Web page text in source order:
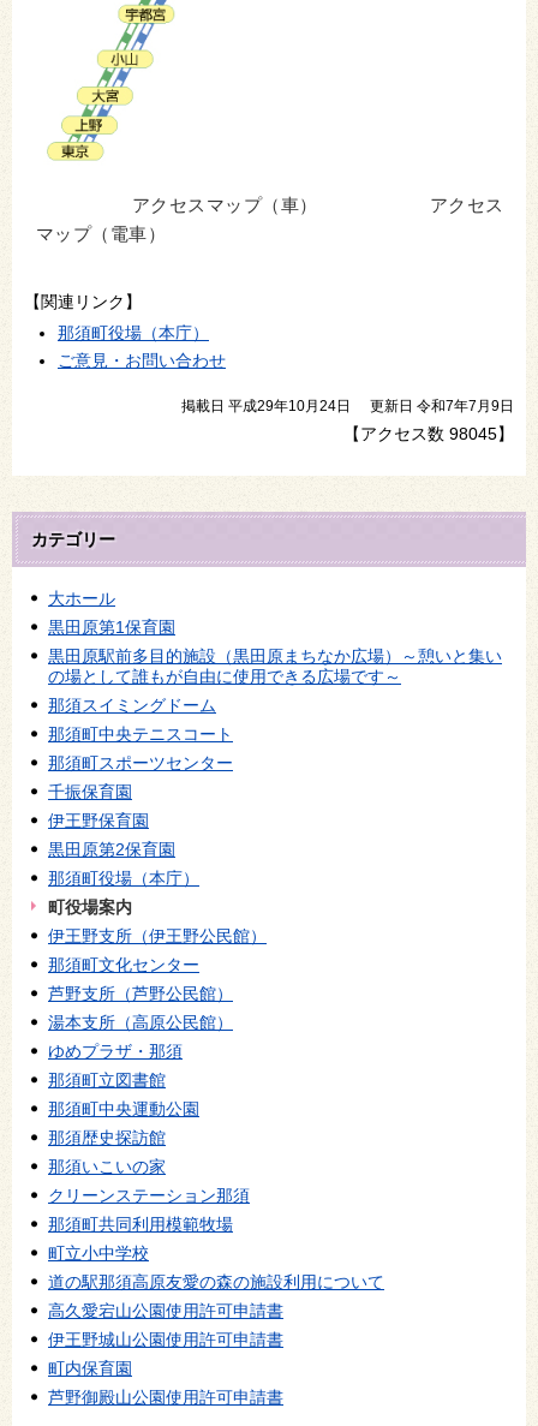
アクセスマップ（車） アクセス
マップ（電車）
【関連リンク】
那須町役場（本庁）
ご意見・お問い合わせ
掲載日 平成29年10月24日 更新日 令和7年7月9日
【アクセス数 98045】
カテゴリー
大ホール
黒田原第1保育園
黒田原駅前多目的施設（黒田原まちなか広場）～憩いと集い
の場として誰もが自由に使用できる広場です～
那須スイミングドーム
那須町中央テニスコート
那須町スポーツセンター
千振保育園
伊王野保育園
黒田原第2保育園
那須町役場（本庁）
町役場案内
伊王野支所（伊王野公民館）
那須町文化センター
芦野支所（芦野公民館）
湯本支所（高原公民館）
ゆめプラザ・那須
那須町立図書館
那須町中央運動公園
那須歴史探訪館
那須いこいの家
クリーンステーション那須
那須町共同利用模範牧場
町立小中学校
道の駅那須高原友愛の森の施設利用について
高久愛宕山公園使用許可申請書
伊王野城山公園使用許可申請書
町内保育園
芦野御殿山公園使用許可申請書